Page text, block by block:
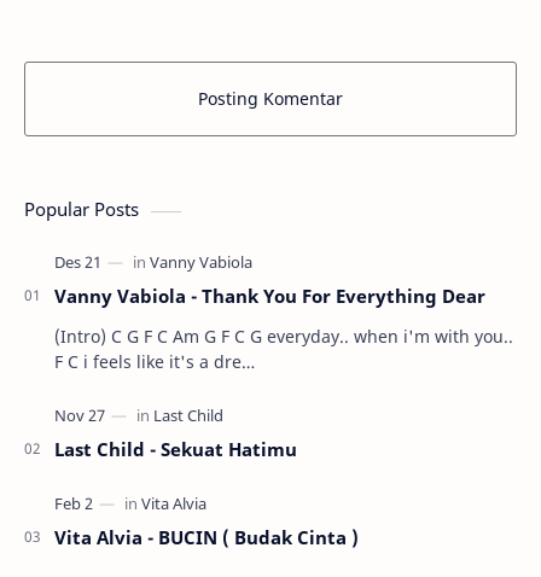
Posting Komentar
Popular Posts
Vanny Vabiola - Thank You For Everything Dear
(Intro) C G F C Am G F C G everyday.. when i'm with you..
F C i feels like it's a dre…
Last Child - Sekuat Hatimu
Vita Alvia - BUCIN ( Budak Cinta )